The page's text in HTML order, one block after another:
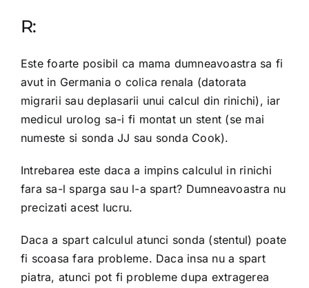
R:
Este foarte posibil ca mama dumneavoastra sa fi
avut in Germania o colica renala (datorata
migrarii sau deplasarii unui calcul din rinichi), iar
medicul urolog sa-i fi montat un stent (se mai
numeste si sonda JJ sau sonda Cook).
Intrebarea este daca a impins calculul in rinichi
fara sa-l sparga sau l-a spart? Dumneavoastra nu
precizati acest lucru.
Daca a spart calculul atunci sonda (stentul) poate
fi scoasa fara probleme. Daca insa nu a spart
piatra, atunci pot fi probleme dupa extragerea